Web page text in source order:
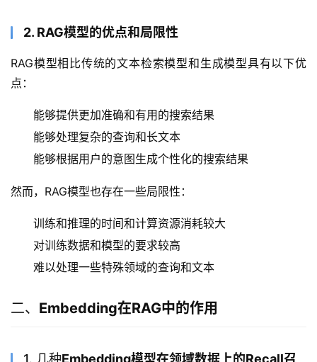
2. RAG模型的优点和局限性
RAG模型相比传统的文本检索模型和生成模型具有以下优
点：
能够提供更加准确和有用的搜索结果
能够处理复杂的查询和长文本
能够根据用户的意图生成个性化的搜索结果
然而，RAG模型也存在一些局限性：
训练和推理的时间和计算资源消耗较大
对训练数据和模型的要求较高
难以处理一些特殊领域的查询和文本
二、 Embedding在RAG中的作用